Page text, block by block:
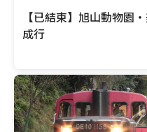
【已結束】旭山動物園
成行